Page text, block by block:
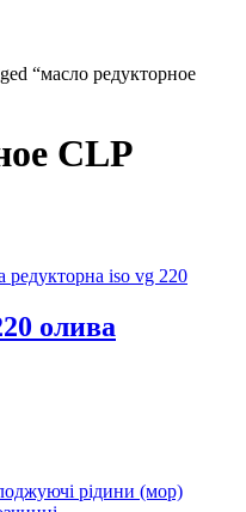
“масло редукторное
CLP
олива
рідини (мор)